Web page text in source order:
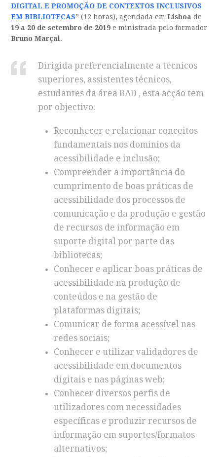
DIGITAL E PROMOÇÃO DE CONTEXTOS INCLUSIVOS
EM BIBLIOTECAS” (12 horas), agendada emLisboa de
19 a 20 de setembro de 2019 e ministrada pelo formador
Bruno Marçal.
Dirigida preferencialmente a técnicos
superiores, assistentes técnicos,
estudantes da área BAD , esta acção tem
por objectivo:
Reconhecer e relacionar conceitos
fundamentais nos domínios da
acessibilidade e inclusão;
Compreender a importância do
cumprimento de boas práticas de
acessibilidade dos processos de
comunicação e da produção e gestão
de recursos de informação em
suporte digital por parte das
bibliotecas;
Conhecer e aplicar boas práticas de
acessibilidade na produção de
conteúdos e na gestão de
plataformas digitais;
Comunicar de forma acessível nas
redes sociais;
Conhecer e utilizar validadores de
acessibilidade em documentos
digitais e nas páginas web;
Conhecer diversos perfis de
utilizadores com necessidades
específicas e produzir recursos de
informação em suportes/formatos
alternativos;